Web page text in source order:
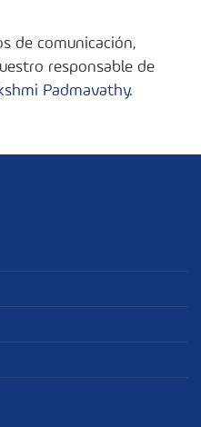
de comunicación,
responsable de
Padmavathy.